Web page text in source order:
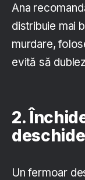
Ana
distribuie mai
murdare,
evită să
2.
Un fermoar